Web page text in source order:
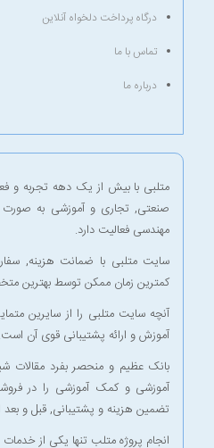
درگاه پرداخت دلخواه آنلاین
تماس با ما
درباره ما
متلبی با بیش از یک دهه تجربه و
صنعتی, تجاری و آموزشی به صورت
مهندسی فعالیت دارد.
سایت متلبی با ضمانت هزینه,
کمترین زمان ممکن توسط بهترین
آنچه سایت متلبی را از سایرین
آموزش و ارائه پشتیبانی قوی آن است.
بانک عظیم و منحصر بفرد مقالات
آموزشی و کمک آموزشی را در
تضمین هزینه و پشتیبانی, قبل و بعد
انجام پروژه متلب تنها یکی از